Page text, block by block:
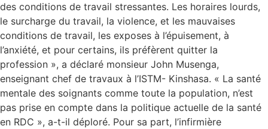
des conditions de travail stressantes. Les horaires lourds,
le surcharge du travail, la violence, et les mauvaises
conditions de travail, les exposes à l’épuisement, à
l’anxiété, et pour certains, ils préfèrent quitter la
profession », a déclaré monsieur John Musenga,
enseignant chef de travaux à l’ISTM- Kinshasa. « La santé
mentale des soignants comme toute la population, n’est
pas prise en compte dans la politique actuelle de la santé
en RDC », a-t-il déploré. Pour sa part, l’infirmière